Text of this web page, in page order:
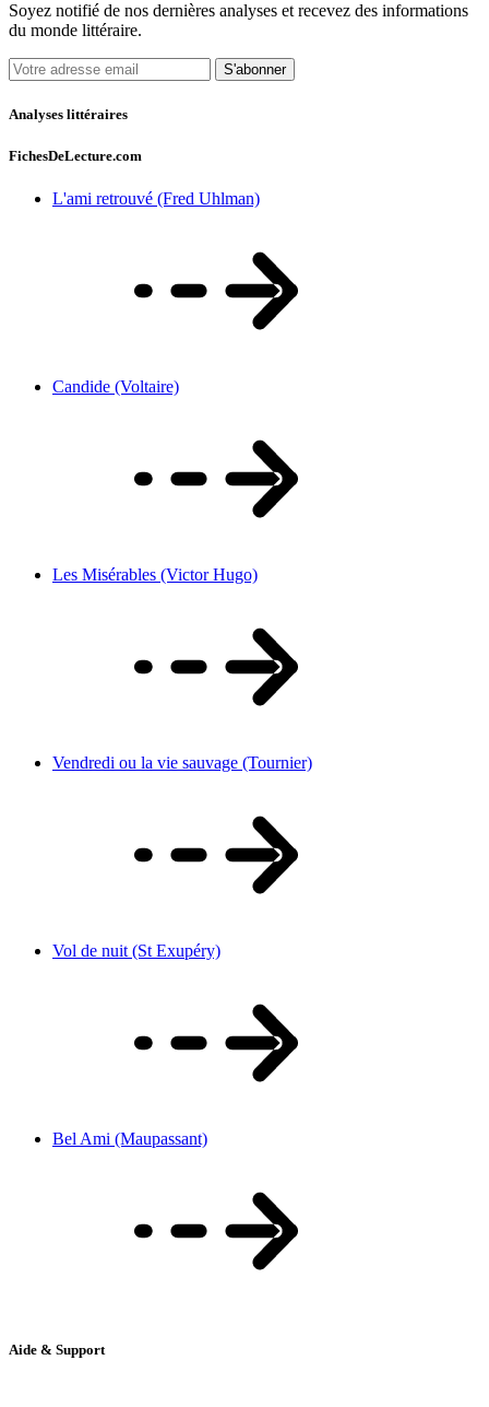
Soyez notifié de nos dernières analyses et recevez des informations
du monde littéraire.
S'abonner
Analyses littéraires
FichesDeLecture.com
L'ami retrouvé (Fred Uhlman)
Candide (Voltaire)
Les Misérables (Victor Hugo)
Vendredi ou la vie sauvage (Tournier)
Vol de nuit (St Exupéry)
Bel Ami (Maupassant)
Aide & Support